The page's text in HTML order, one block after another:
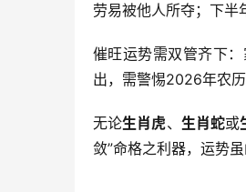
劳易被他人所夺；下
催旺运势需双管齐下
出，需警惕2026年农
无论生肖虎、 生肖蛇或
敛”命格之利器，运势